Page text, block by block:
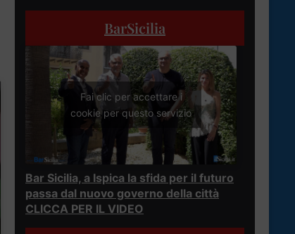
BarSicilia
Fai clic per accettare i
cookie per questo servizio
Bar Sicilia, a Ispica la sfida per il futuro
passa dal nuovo governo della città
CLICCA PER IL VIDEO